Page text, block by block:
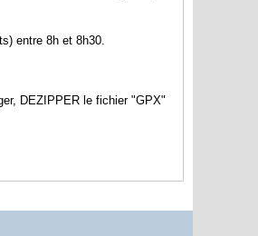
entre 8h et 8h30.
DEZIPPER le fichier "GPX"